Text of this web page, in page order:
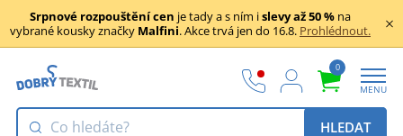
Srpnové rozpouštění cen je tady a s ním islevy až 50 % na
vybrané kousky značky Malfini. Akce trvá jen do 16.8. Prohlédnout.
0
MENU
HLEDAT